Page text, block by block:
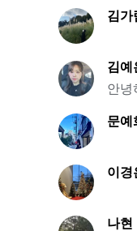
김가
김예
안녕
문예
이경
나현